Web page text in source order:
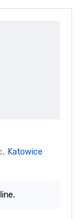
Katowice